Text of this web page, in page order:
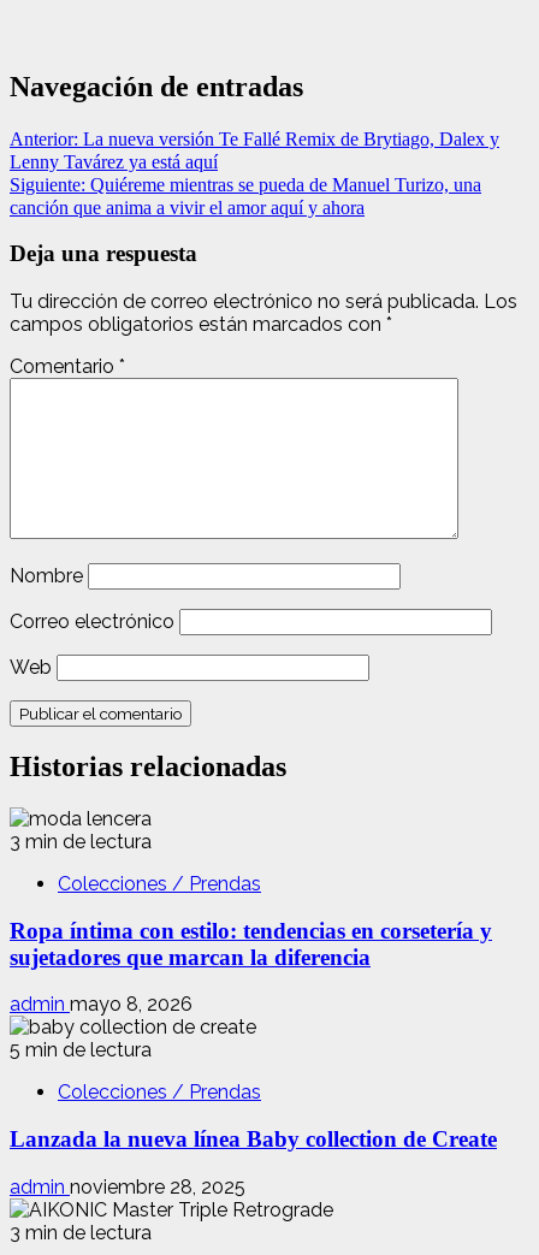
Navegación de entradas
Anterior: La nueva versión Te Fallé Remix de Brytiago, Dalex y
Lenny Tavárez ya está aquí
Siguiente: Quiéreme mientras se pueda de Manuel Turizo, una
canción que anima a vivir el amor aquí y ahora
Deja una respuesta
Tu dirección de correo electrónico no será publicada. Los
campos obligatorios están marcados con *
Comentario *
Nombre
Correo electrónico
Web
Historias relacionadas
3 min de lectura
Colecciones / Prendas
Ropa íntima con estilo: tendencias en corsetería y
sujetadores que marcan la diferencia
admin mayo 8, 2026
5 min de lectura
Colecciones / Prendas
Lanzada la nueva línea Baby collection de Create
admin noviembre 28, 2025
3 min de lectura